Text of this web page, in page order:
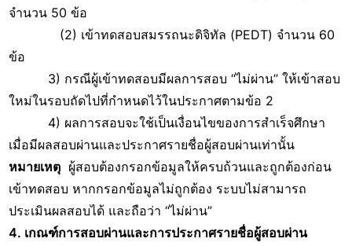
จำนวน 50 ข้อ
(2) เข้าทดสอบสมรรถนะดิจิทัล (PEDT) จำนวน 60
ข้อ
3) กรณีผู้เข้าทดสอบมีผลการสอบ “ไม่ผ่าน” ให้เข้าสอบ
ใหม่ในรอบถัดไปที่กำหนดไว้ในประกาศตามข้อ 2
4) ผลการสอบจะใช้เป็นเงื่อนไขของการสำเร็จศึกษา
เมื่อมีผลสอบผ่านและประกาศรายชื่อผู้สอบผ่านเท่านั้น
หมายเหตุ ผู้สอบต้องกรอกข้อมูลให้ครบถ้วนและถูกต้องก่อน
เข้าทดสอบ หากกรอกข้อมูลไม่ถูกต้อง ระบบไม่สามารถ
ประเมินผลสอบได้ และถือว่า “ไม่ผ่าน”
4. เกณฑ์การสอบผ่านและการประกาศรายชื่อผู้สอบผ่าน